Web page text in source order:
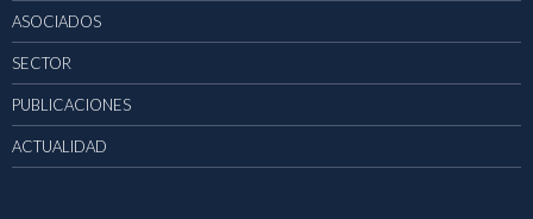
ASOCIADOS
SECTOR
PUBLICACIONES
ACTUALIDAD